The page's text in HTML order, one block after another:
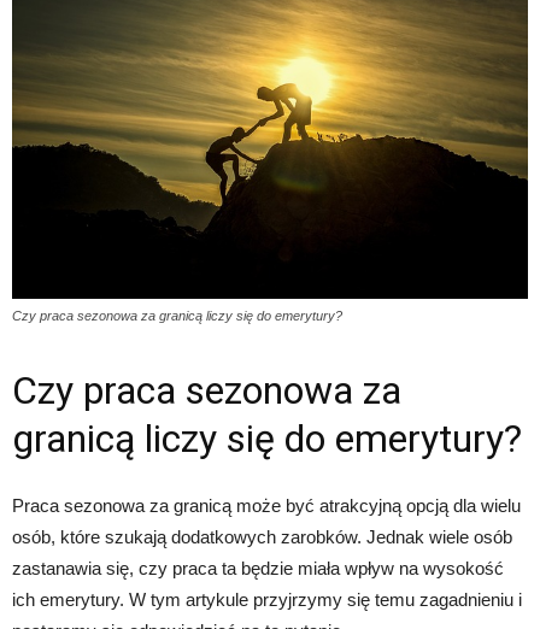
Czy praca sezonowa za granicą liczy się do emerytury?
Czy praca sezonowa za
granicą liczy się do emerytury?
Praca sezonowa za granicą może być atrakcyjną opcją dla wielu
osób, które szukają dodatkowych zarobków. Jednak wiele osób
zastanawia się, czy praca ta będzie miała wpływ na wysokość
ich emerytury. W tym artykule przyjrzymy się temu zagadnieniu i